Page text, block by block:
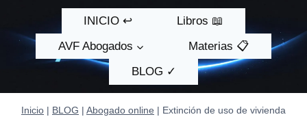
contenido
INICIO ↩
Libros 📖
AVF Abogados
Materias 📋
BLOG ✓
Inicio | BLOG | Abogado online | Extinción de uso de vivienda